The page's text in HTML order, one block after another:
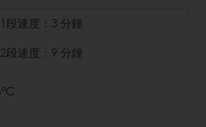
段速度：3 分鐘
段速度：9 分鐘